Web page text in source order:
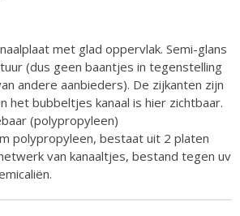
met glad oppervlak. Semi-glans
(dus geen baantjes in tegenstelling
andere aanbieders). De zijkanten zijn
het bubbeltjes kanaal is hier zichtbaar.
(polypropyleen)
polypropyleen, bestaat uit 2 platen
van kanaaltjes, bestand tegen uv